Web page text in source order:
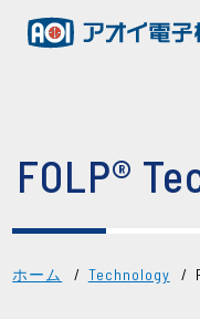
FOLP®
ホーム Technology